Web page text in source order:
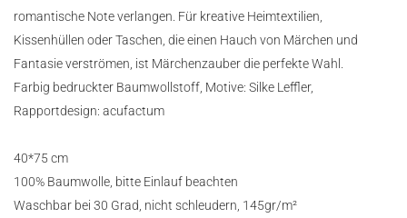
romantische Note verlangen. Für kreative Heimtextilien,
Kissenhüllen oder Taschen, die einen Hauch von Märchen und
Fantasie verströmen, ist Märchenzauber die perfekte Wahl.
Farbig bedruckter Baumwollstoff, Motive: Silke Leffler,
Rapportdesign: acufactum
40*75 cm
100% Baumwolle, bitte Einlauf beachten
Waschbar bei 30 Grad, nicht schleudern, 145gr/m²